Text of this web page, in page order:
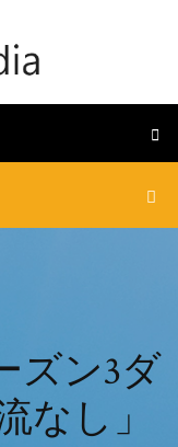
ズン3ダ
なし」